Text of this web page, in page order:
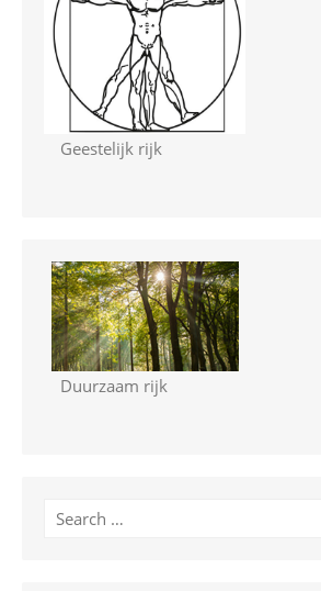
Geestelijk rijk
Duurzaam rijk